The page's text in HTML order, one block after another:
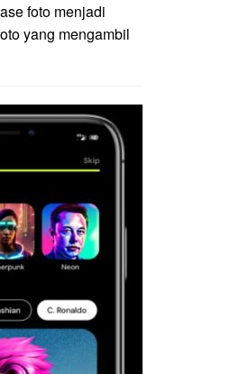
foto menjadi
yang mengambil